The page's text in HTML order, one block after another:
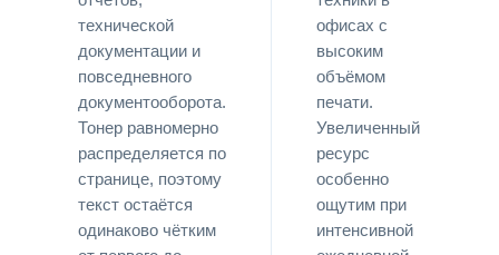
технической
документации и
повседневного
документооборота.
Тонер равномерно
распределяется по
странице, поэтому
текст остаётся
одинаково чётким
офисах с
высоким
объёмом
печати.
Увеличенный
ресурс
особенно
ощутим при
интенсивной